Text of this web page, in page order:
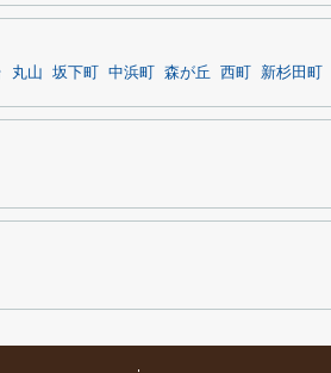
丸山 坂下町 中浜町 森が丘 西町 新杉田町